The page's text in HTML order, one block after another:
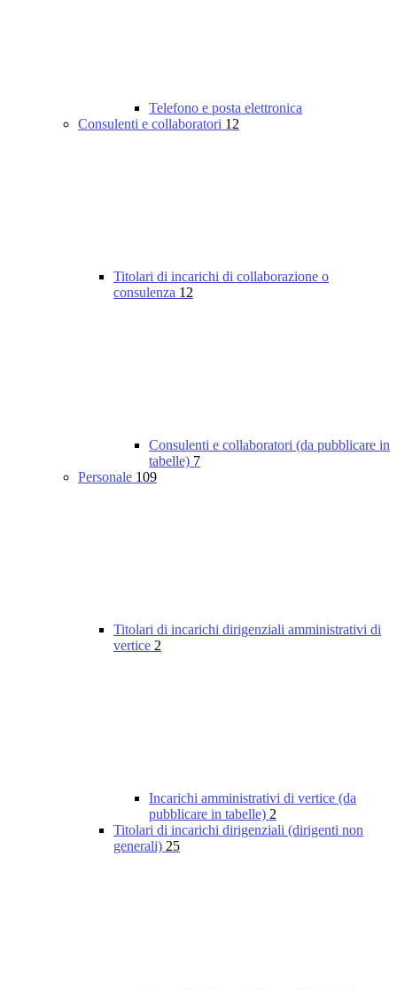
Telefono e posta elettronica
Consulenti e collaboratori 12
Titolari di incarichi di collaborazione o
consulenza 12
Consulenti e collaboratori (da pubblicare in
tabelle) 7
Personale 109
Titolari di incarichi dirigenziali amministrativi di
vertice 2
Incarichi amministrativi di vertice (da
pubblicare in tabelle) 2
Titolari di incarichi dirigenziali (dirigenti non
generali) 25